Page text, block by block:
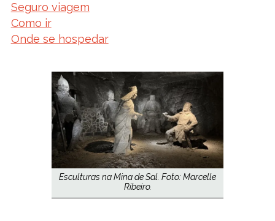
Seguro viagem
Como ir
Onde se hospedar
Esculturas na Mina de Sal. Foto: Marcelle
Ribeiro.